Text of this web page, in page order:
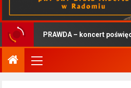
PRAWDA – koncert